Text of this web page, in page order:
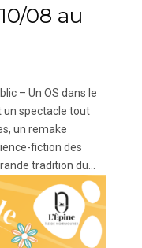
08 au
– Un OS dans le
un spectacle tout
un remake
fiction des
tradition du...